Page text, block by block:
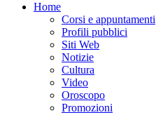
Home
Corsi e appuntamenti
Profili pubblici
Siti Web
Notizie
Cultura
Video
Oroscopo
Promozioni